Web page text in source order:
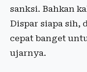
sanksi. Bahkan
Dispar siapa sih,
cepat banget
ujarnya.